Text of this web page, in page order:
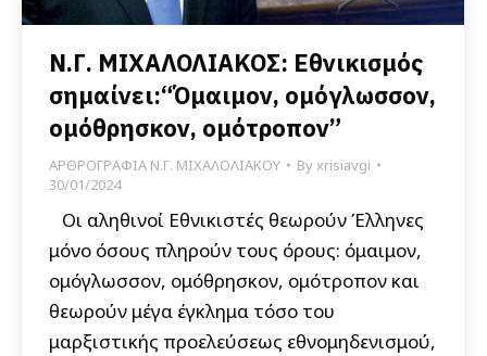
Ν.Γ. ΜΙΧΑΛΟΛΙΑΚΟΣ: Εθνικισμός
σημαίνει:“Όμαιμον, ομόγλωσσον,
ομόθρησκον, ομότροπον”
ΑΡΘΡΟΓΡΑΦΙΑ Ν.Γ. ΜΙΧΑΛΟΛΙΑΚΟΥ Byxrisiavgi
30/01/2024
Οι αληθινοί Εθνικιστές θεωρούν Έλληνες
μόνο όσους πληρούν τους όρους: όμαιμον,
ομόγλωσσον, ομόθρησκον, ομότροπον και
θεωρούν μέγα έγκλημα τόσο του
μαρξιστικής προελεύσεως εθνομηδενισμού,